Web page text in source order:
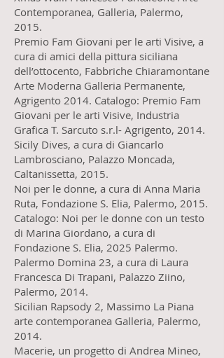
Contemporanea, Galleria, Palermo,
2015.
Premio Fam Giovani per le arti Visive, a
cura di amici della pittura siciliana
dell’ottocento, Fabbriche Chiaramontane
Arte Moderna Galleria Permanente,
Agrigento 2014. Catalogo: Premio Fam
Giovani per le arti Visive, Industria
Grafica T. Sarcuto s.r.l- Agrigento, 2014.
Sicily Dives, a cura di Giancarlo
Lambrosciano, Palazzo Moncada,
Caltanissetta, 2015.
Noi per le donne, a cura di Anna Maria
Ruta, Fondazione S. Elia, Palermo, 2015.
Catalogo: Noi per le donne con un testo
di Marina Giordano, a cura di
Fondazione S. Elia, 2025 Palermo.
Palermo Domina 23, a cura di Laura
Francesca Di Trapani, Palazzo Ziino,
Palermo, 2014.
Sicilian Rapsody 2, Massimo La Piana
arte contemporanea Galleria, Palermo,
2014.
Macerie, un progetto di Andrea Mineo,